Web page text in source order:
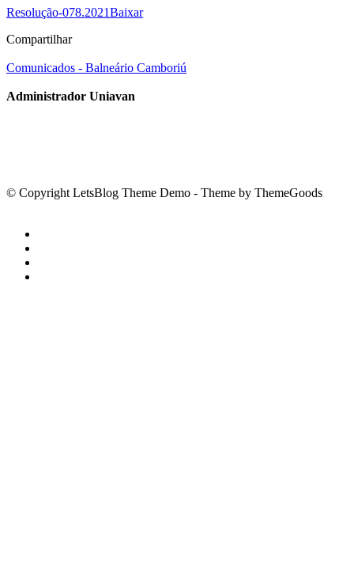
Resolução-078.2021Baixar
Compartilhar
Comunicados - Balneário Camboriú
Administrador Uniavan
© Copyright LetsBlog Theme Demo - Theme by ThemeGoods